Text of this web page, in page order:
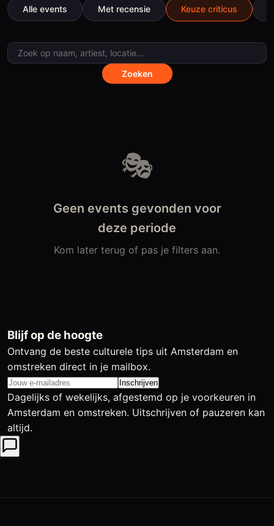
Alle events Met recensie Keuze criticus
Zoeken
🎭
Geen events gevonden voor
deze periode
Kom later terug of pas je filters aan.
Blijf op de hoogte
Ontvang de beste culturele tips uit Amsterdam en
omstreken direct in je mailbox.
Inschrijven
Dagelijks of wekelijks, afgestemd op je voorkeuren in
Amsterdam en omstreken. Uitschrijven of pauzeren kan
altijd.